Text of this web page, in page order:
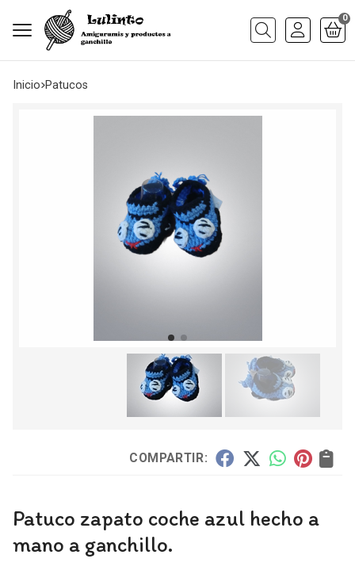
Buscar
0
Inicio patucos
COMPARTIR:
Patuco zapato coche azul hecho a
mano a ganchillo.